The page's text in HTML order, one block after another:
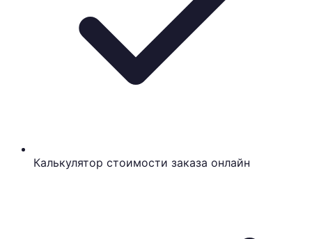
Калькулятор стоимости заказа онлайн